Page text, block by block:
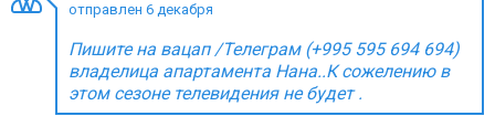
отправлен 6 декабря
Пишите на вацап /Телеграм (+995 595 694 694)
владелица апартамента Нана..К сожелению в
этом сезоне телевидения не будет .
ПРОЖИВАНИЕ
Квартиры